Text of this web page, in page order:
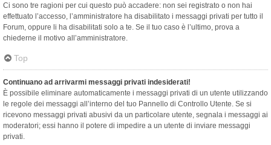
Ci sono tre ragioni per cui questo può accadere: non sei registrato o non hai
effettuato l’accesso, l’amministratore ha disabilitato i messaggi privati per tutto il
Forum, oppure li ha disabilitati solo a te. Se il tuo caso è l’ultimo, prova a
chiederne il motivo all’amministratore.
Top
Continuano ad arrivarmi messaggi privati indesiderati!
È possibile eliminare automaticamente i messaggi privati ​​di un utente utilizzando
le regole dei messaggi all’interno del tuo Pannello di Controllo Utente. Se si
ricevono messaggi privati ​​abusivi da un particolare utente, segnala i messaggi ai
moderatori; essi hanno il potere di impedire a un utente di inviare messaggi
privati​​.